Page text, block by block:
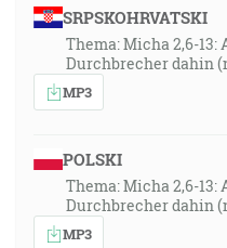
SRPSKOHRVATSKI
Thema: Micha 2,6-
Durchbrecher dahin
MP3
POLSKI
Thema: Micha 2,6-
Durchbrecher dahin
MP3